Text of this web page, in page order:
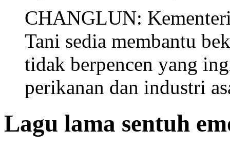
CHANGLUN:
Tani sedia membantu
tidak berpencen yang
perikanan dan industri
Lagu lama sentuh